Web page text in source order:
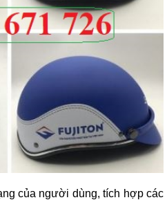
của người dùng, tích hợp các